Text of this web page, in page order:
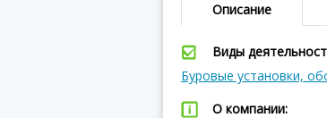
Описание
Виды
Буровые установки,
О компании: